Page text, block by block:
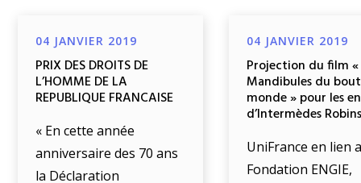
04 JANVIER 2019
PRIX DES DROITS DE
L’HOMME DE LA
REPUBLIQUE FRANCAISE
« En cette année
anniversaire des 70 ans
la Déclaration
04 JANVIER 2019
Projection du film «
Mandibules du
monde » pour les
d’Intermèdes
UniFrance en lien
Fondation ENGIE,